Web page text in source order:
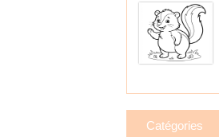
Catégories